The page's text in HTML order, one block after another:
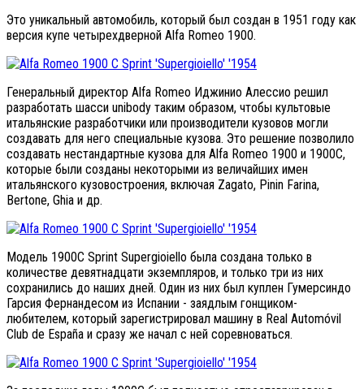
Это уникальный автомобиль, который был создан в 1951 году как
версия купе четырехдверной Alfa Romeo 1900.
Генеральный директор Alfa Romeo Иджинио Алессио решил
разработать шасси unibody таким образом, чтобы культовые
итальянские разработчики или производители кузовов могли
создавать для него специальные кузова. Это решение позволило
создавать нестандартные кузова для Alfa Romeo 1900 и 1900C,
которые были созданы некоторыми из величайших имен
итальянского кузовостроения, включая Zagato, Pinin Farina,
Bertone, Ghia и др.
Модель 1900C Sprint Supergioiello была создана только в
количестве девятнадцати экземпляров, и только три из них
сохранились до наших дней. Один из них был куплен Гумерсиндо
Гарсия Фернандесом из Испании - заядлым гонщиком-
любителем, который зарегистрировал машину в Real Automóvil
Club de España и сразу же начал с ней соревноваться.